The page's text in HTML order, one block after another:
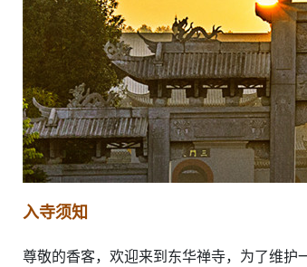
入寺须知
尊敬的香客，欢迎来到东华禅寺，为了维护